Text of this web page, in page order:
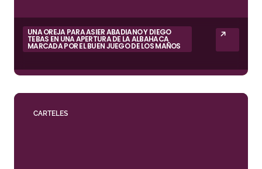
UNA OREJA PARA ASIER ABADIANO Y DIEGO
TEBAS EN UNA APERTURA DE LA ALBAHACA
MARCADA POR EL BUEN JUEGO DE LOS MAÑOS
CARTELES